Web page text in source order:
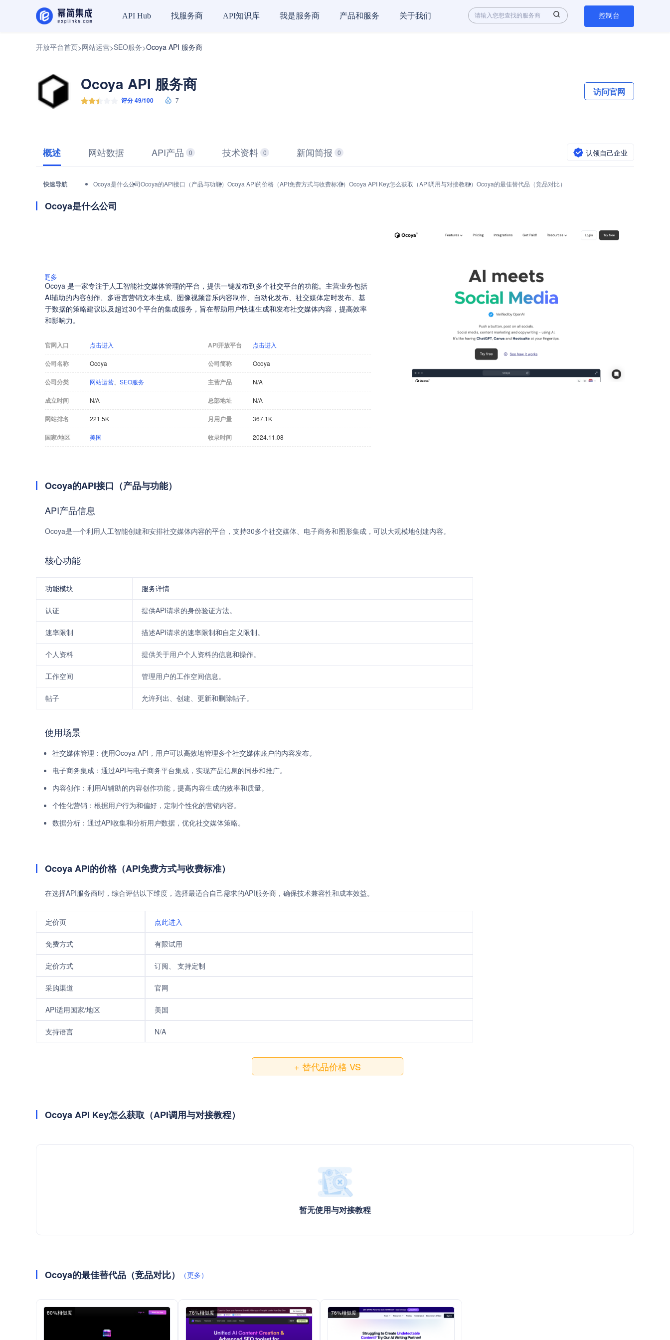
API Hub 找服务商 API知识库 我是服务商 产品和服务 关于我们 控制台
开放平台首页>网站运营>SEO服务>Ocoya API 服务商
Ocoya API 服务商
评分 49/100 7
访问官网
概述 网站数据 API产品 0 技术资料 0 新闻简报 0 认领自己企业
快速导航 Ocoya是什么公司Ocoya的API接口（产品与功能） Ocoya API的价格（API免费方式与收费标准） Ocoya API Key怎么获取（API调用与对接教程） Ocoya的最佳替代品（竞品对比）
Ocoya是什么公司
更多
Ocoya 是一家专注于人工智能社交媒体管理的平台，提供一键发布到多个社交平台的功能。主营业务包括
AI辅助的内容创作、多语言营销文本生成、图像视频音乐内容制作、自动化发布、社交媒体定时发布、基
于数据的策略建议以及超过30个平台的集成服务，旨在帮助用户快速生成和发布社交媒体内容，提高效率
和影响力。
官网入口 点击进入 API开放平台 点击进入
公司名称 Ocoya 公司简称 Ocoya
公司分类 网站运营 SEO服务 主营产品 N/A
成立时间 N/A 总部地址 N/A
网站排名 221.5K 月用户量 367.1K
国家/地区 美国 收录时间 2024.11.08
Ocoya的API接口（产品与功能）
API产品信息
Ocoya是一个利用人工智能创建和安排社交媒体内容的平台，支持30多个社交媒体、电子商务和图形集成，可以大规模地创建内容。
核心功能
功能模块 服务详情
认证 提供API请求的身份验证方法。
速率限制 描述API请求的速率限制和自定义限制。
个人资料 提供关于用户个人资料的信息和操作。
工作空间 管理用户的工作空间信息。
帖子 允许列出、创建、更新和删除帖子。
使用场景
社交媒体管理：使用Ocoya API，用户可以高效地管理多个社交媒体账户的内容发布。
电子商务集成：通过API与电子商务平台集成，实现产品信息的同步和推广。
内容创作：利用AI辅助的内容创作功能，提高内容生成的效率和质量。
个性化营销：根据用户行为和偏好，定制个性化的营销内容。
数据分析：通过API收集和分析用户数据，优化社交媒体策略。
Ocoya API的价格（API免费方式与收费标准）
在选择API服务商时，综合评估以下维度，选择最适合自己需求的API服务商，确保技术兼容性和成本效益。
定价页 点此进入
免费方式 有限试用
定价方式 订阅、 支持定制
采购渠道 官网
API适用国家/地区 美国
支持语言 N/A
+ 替代品价格 VS
Ocoya API Key怎么获取（API调用与对接教程）
暂无使用与对接教程
Ocoya的最佳替代品（竞品对比） （更多）
80%相似度 76%相似度 76%相似度